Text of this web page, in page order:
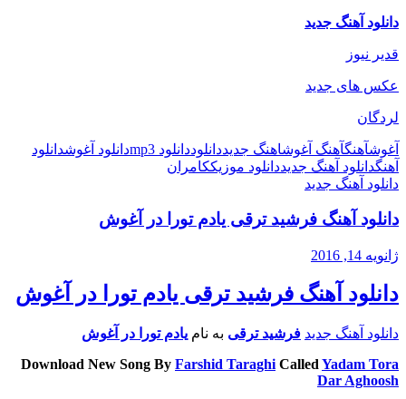
دانلود آهنگ جدید
قدیر نیوز
عکس های جدید
لردگان
آغوشآهنگآهنگ آغوشاهنگ جدیددانلوددانلود mp3 دانلود آغوشدانلود
آهنگدانلود آهنگ جدیددانلود موزیککامران
دانلود آهنگ جدید
دانلود آهنگ فرشید ترقی یادم تورا در آغوش
ژانویه 14, 2016
دانلود آهنگ فرشید ترقی یادم تورا در آغوش
دانلود آهنگ جدید فرشید ترقی به نام یادم تورا در آغوش
Download New Song By Farshid Taraghi Called Yadam Tora
Dar Aghoosh